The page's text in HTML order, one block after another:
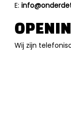
E:
Wij zijn